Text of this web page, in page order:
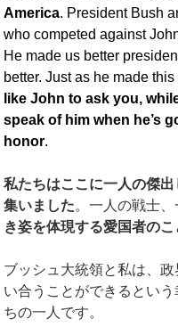
America. President Bush
who competed against
He made us better
better. Just as he made
like John to ask you,
speak of him when he’s
honor.
私たちはここに一人の傑
集いました。一人の戦士、
き姿を体現する愛国者の
ブッシュ大統領と私は、
い合うことができるとい
ちの一人です。